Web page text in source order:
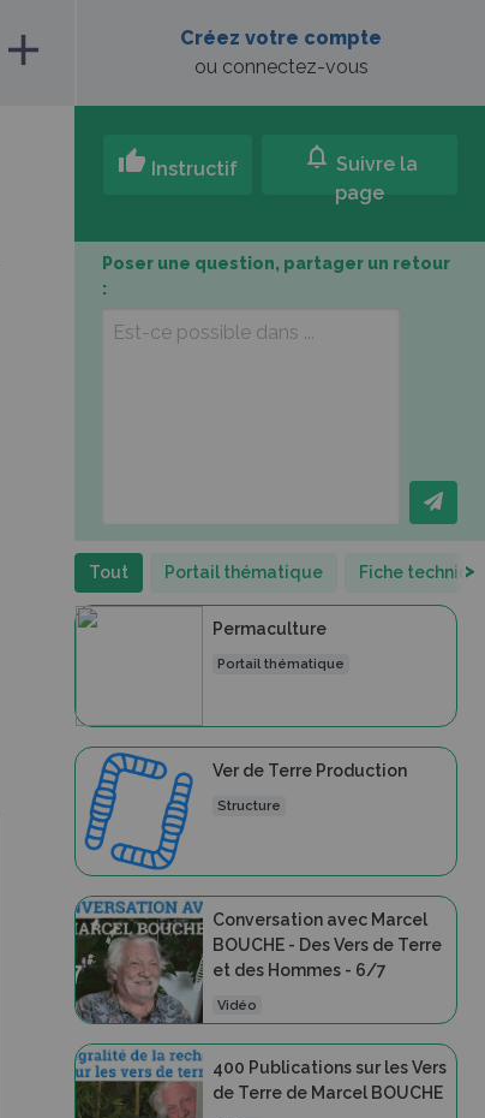
add
Créez votre compte
ou connectez-vous
thumb_up Instructif notifications Suivre la
page
Poser une question, partager un retour
:
Tout Portail thématique Fiche >
Permaculture
Portail thématique
Ver de Terre Production
Structure
Conversation avec Marcel
BOUCHE - Des Vers de Terre
et des Hommes - 6/7
Vidéo
400 Publications sur les Vers
de Terre de Marcel BOUCHE